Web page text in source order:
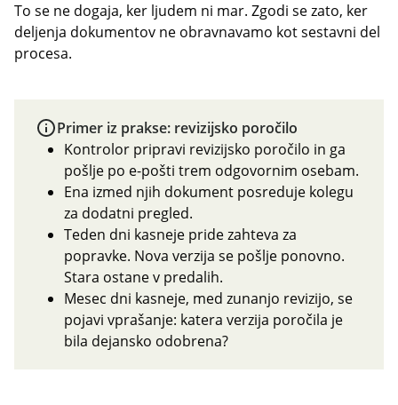
To se ne dogaja, ker ljudem ni mar. Zgodi se zato, ker
deljenja dokumentov ne obravnavamo kot sestavni del
procesa.
Primer iz prakse: revizijsko poročilo
Kontrolor pripravi revizijsko poročilo in ga
pošlje po e-pošti trem odgovornim osebam.
Ena izmed njih dokument posreduje kolegu
za dodatni pregled.
Teden dni kasneje pride zahteva za
popravke. Nova verzija se pošlje ponovno.
Stara ostane v predalih.
Mesec dni kasneje, med zunanjo revizijo, se
pojavi vprašanje: katera verzija poročila je
bila dejansko odobrena?